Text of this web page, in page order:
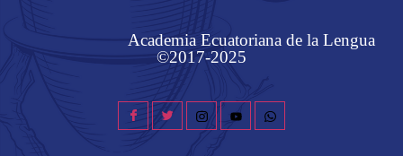
Academia Ecuatoriana de la Lengua
©2017-2025